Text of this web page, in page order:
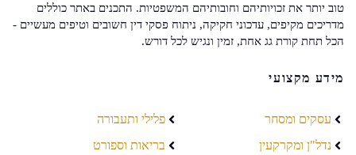
טוב יותר את זכויותיהם וחובותיהם המשפטיות. התכנים באתר כוללים
מדריכים מקיפים, עדכוני חקיקה, ניתוח פסקי דין חשובים וטיפים מעשיים -
הכל תחת קורת גג אחת, זמין ונגיש לכל דורש.
מידע מקצועי
עסקים ומסחר
נדל"ן ומקרקעין
פלילי ותעבורה
בריאות וספורט